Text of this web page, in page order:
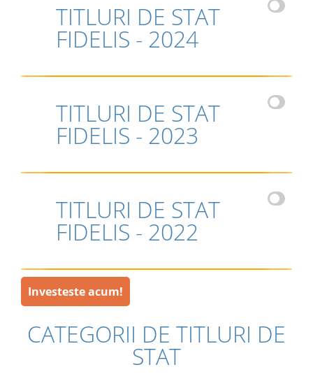
TITLURI DE STAT
FIDELIS - 2024
TITLURI DE STAT
FIDELIS - 2023
TITLURI DE STAT
FIDELIS - 2022
Investeste acum!
CATEGORII DE TITLURI DE
STAT